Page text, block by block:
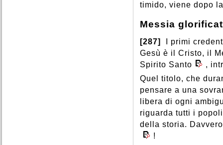
timido, viene dopo
Messia
[287]
I primi
Gesù è il Cristo, il
Spirito Santo
,
Quel titolo, che
pensare a una
libera di ogni
riguarda tutti i
della storia.
!